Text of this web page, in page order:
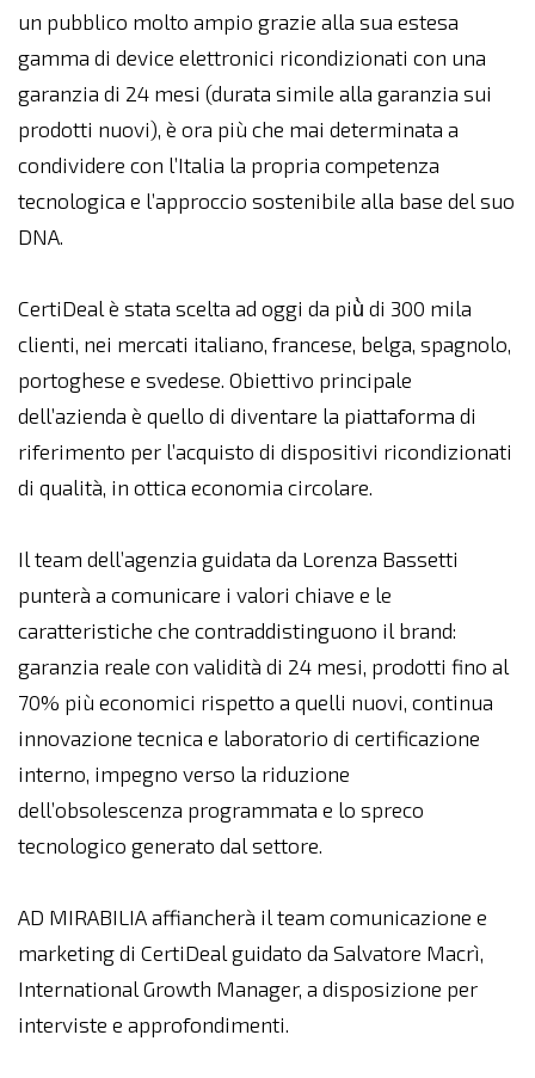
un pubblico molto ampio grazie alla sua estesa
gamma di device elettronici ricondizionati con una
garanzia di 24 mesi (durata simile alla garanzia sui
prodotti nuovi), è ora più che mai determinata a
condividere con l’Italia la propria competenza
tecnologica e l’approccio sostenibile alla base del suo
DNA.
CertiDeal è stata scelta ad oggi da più̀ di 300 mila
clienti, nei mercati italiano, francese, belga, spagnolo,
portoghese e svedese. Obiettivo principale
dell’azienda è quello di diventare la piattaforma di
riferimento per l’acquisto di dispositivi ricondizionati
di qualità, in ottica economia circolare.
Il team dell’agenzia guidata da Lorenza Bassetti
punterà a comunicare i valori chiave e le
caratteristiche che contraddistinguono il brand:
garanzia reale con validità di 24 mesi, prodotti fino al
70% più economici rispetto a quelli nuovi, continua
innovazione tecnica e laboratorio di certificazione
interno, impegno verso la riduzione
dell’obsolescenza programmata e lo spreco
tecnologico generato dal settore.
AD MIRABILIA affiancherà il team comunicazione e
marketing di CertiDeal guidato da Salvatore Macrì,
International Growth Manager, a disposizione per
interviste e approfondimenti.